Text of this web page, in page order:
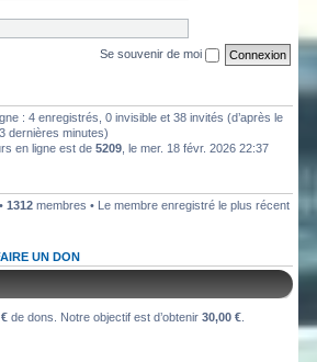
et créer un topic pour ton sujet, il se
que dans le chat
18:32
Village ? C'est quoi votre record avec une
Se souvenir de moi
: 4 enregistrés, 0 invisible et 38 invités (d’après le
dernières minutes)
en ligne est de 5209 , le mer. 18 févr. 2026 22:37
1312 membres • Le membre enregistré le plus récent
UN DON
de dons. Notre objectif est d’obtenir30,00 €